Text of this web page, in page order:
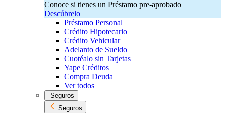
Conoce si tienes un Préstamo pre-aprobado
Descúbrelo
Préstamo Personal
Crédito Hipotecario
Crédito Vehicular
Adelanto de Sueldo
Cuotéalo sin Tarjetas
Yape Créditos
Compra Deuda
Ver todos
Seguros
Seguros